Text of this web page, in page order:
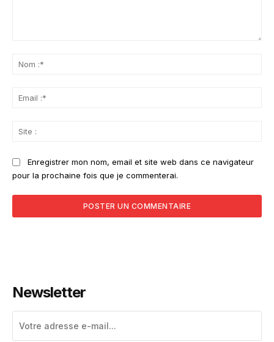
Enregistrer mon nom, email et site web dans ce navigateur
pour la prochaine fois que je commenterai.
Newsletter